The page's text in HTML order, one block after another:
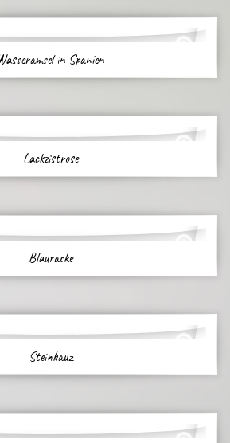
in Spanien
Lackzistrose
Blauracke
Steinkauz